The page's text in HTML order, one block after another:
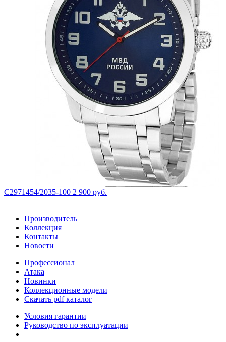
С2971454/2035-100 2 900 руб.
Производитель
Коллекция
Контакты
Новости
Профессионал
Атака
Новинки
Коллекционные модели
Скачать pdf каталог
Условия гарантии
Руководство по эксплуатации